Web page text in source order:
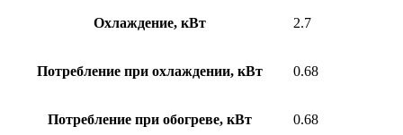
Охлаждение, кВт 2.7
Потребление при охлаждении, кВт 0.68
Потребление при обогреве, кВт 0.68